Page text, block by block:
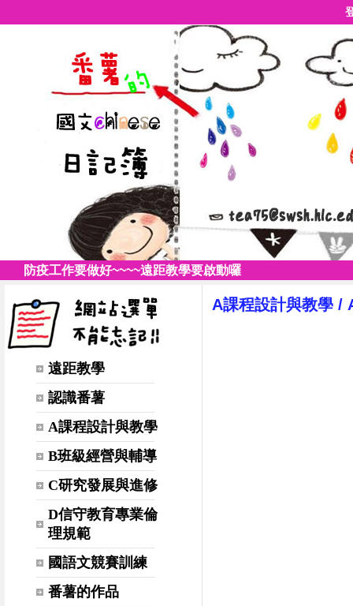
防疫工作要做好~~~~遠距教學要啟動囉
遠距教學
認識番薯
A課程設計與教學
B班級經營與輔導
C研究發展與進修
D信守教育專業倫
理規範
國語文競賽訓練
番薯的作品
A課程設計與教學 /